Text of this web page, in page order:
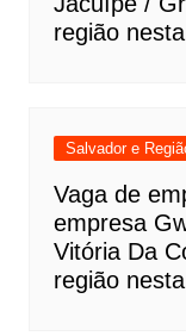
região
Salvador e
Vaga de
empresa
Vitória Da
região